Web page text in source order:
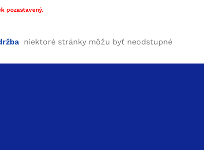
pozastavený.
niektoré stránky môžu byť neodstupné